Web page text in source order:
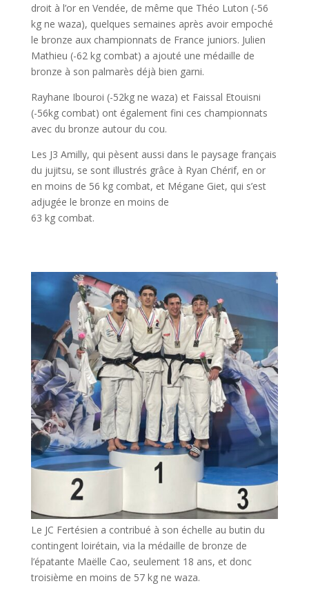
droit à l’or en Vendée, de même que Théo Luton (-56
kg ne waza), quelques semaines après avoir empoché
le bronze aux championnats de France juniors. Julien
Mathieu (-62 kg combat) a ajouté une médaille de
bronze à son palmarès déjà bien garni.
Rayhane Ibouroi (-52kg ne waza) et Faissal Etouisni
(-56kg combat) ont également fini ces championnats
avec du bronze autour du cou.
Les J3 Amilly, qui pèsent aussi dans le paysage français
du jujitsu, se sont illustrés grâce à Ryan Chérif, en or
en moins de 56 kg combat, et Mégane Giet, qui s’est
adjugée le bronze en moins de
63 kg combat.
Le JC Fertésien a contribué à son échelle au butin du
contingent loirétain, via la médaille de bronze de
l’épatante Maëlle Cao, seulement 18 ans, et donc
troisième en moins de 57 kg ne waza.